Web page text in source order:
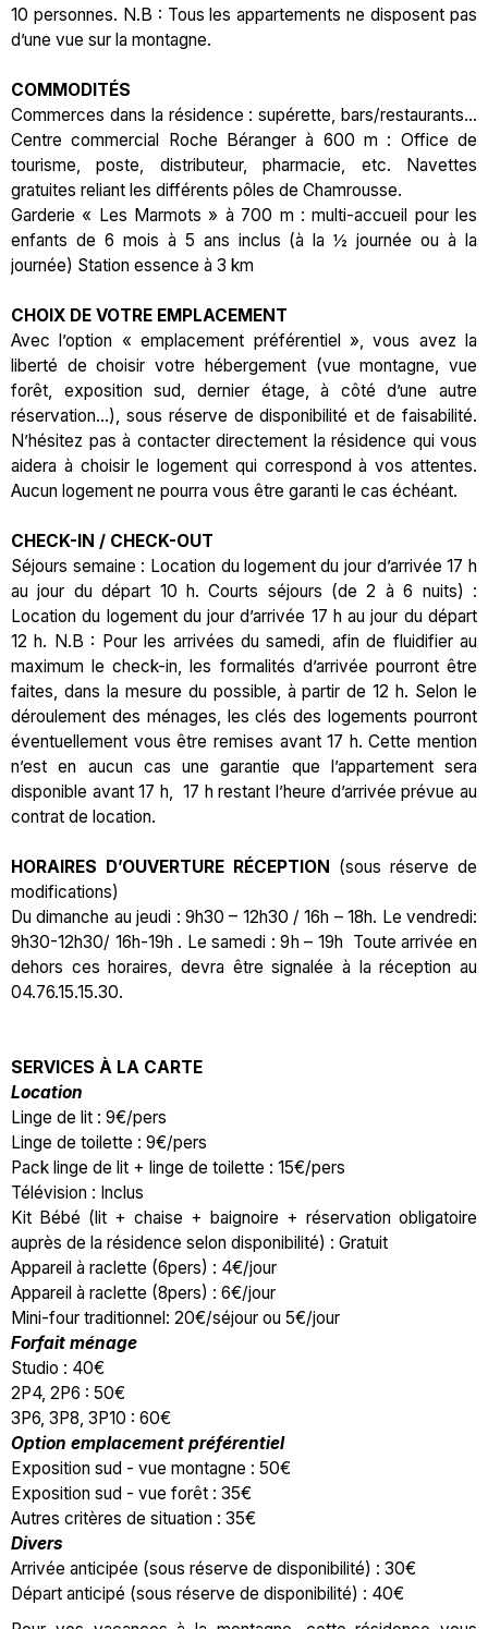
10 personnes. N.B : Tous les appartements ne disposent pas
d’une vue sur la montagne.
COMMODITÉS
Commerces dans la résidence : supérette, bars/restaurants…
Centre commercial Roche Béranger à 600 m : Office de
tourisme, poste, distributeur, pharmacie, etc. Navettes
gratuites reliant les différents pôles de Chamrousse.
Garderie « Les Marmots » à 700 m : multi-accueil pour les
enfants de 6 mois à 5 ans inclus (à la ½ journée ou à la
journée) Station essence à 3 km
CHOIX DE VOTRE EMPLACEMENT
Avec l’option « emplacement préférentiel », vous avez la
liberté de choisir votre hébergement (vue montagne, vue
forêt, exposition sud, dernier étage, à côté d’une autre
réservation…), sous réserve de disponibilité et de faisabilité.
N’hésitez pas à contacter directement la résidence qui vous
aidera à choisir le logement qui correspond à vos attentes.
Aucun logement ne pourra vous être garanti le cas échéant.
CHECK-IN / CHECK-OUT
Séjours semaine : Location du logement du jour d’arrivée 17 h
au jour du départ 10 h. Courts séjours (de 2 à 6 nuits) :
Location du logement du jour d’arrivée 17 h au jour du départ
12 h. N.B : Pour les arrivées du samedi, afin de fluidifier au
maximum le check-in, les formalités d’arrivée pourront être
faites, dans la mesure du possible, à partir de 12 h. Selon le
déroulement des ménages, les clés des logements pourront
éventuellement vous être remises avant 17 h. Cette mention
n’est en aucun cas une garantie que l’appartement sera
disponible avant 17 h, 17 h restant l’heure d’arrivée prévue au
contrat de location.
HORAIRES D’OUVERTURE RÉCEPTION
(sous réserve de
modifications)
Du dimanche au jeudi : 9h30 – 12h30 / 16h – 18h. Le vendredi:
9h30-12h30/ 16h-19h . Le samedi : 9h – 19h Toute arrivée en
dehors ces horaires, devra être signalée à la réception au
04.76.15.15.30.
SERVICES À LA CARTE
Location
Linge de lit : 9€/pers
Linge de toilette : 9€/pers
Pack linge de lit + linge de toilette : 15€/pers
Télévision : Inclus
Kit Bébé (lit + chaise + baignoire + réservation obligatoire
auprès de la résidence selon disponibilité) : Gratuit
Appareil à raclette (6pers) : 4€/jour
Appareil à raclette (8pers) : 6€/jour
Mini-four traditionnel: 20€/séjour ou 5€/jour
Forfait ménage
Studio : 40€
2P4, 2P6 : 50€
3P6, 3P8, 3P10 : 60€
Option emplacement préférentiel
Exposition sud - vue montagne : 50€
Exposition sud - vue forêt : 35€
Autres critères de situation : 35€
Divers
Arrivée anticipée (sous réserve de disponibilité) : 30€
Départ anticipé (sous réserve de disponibilité) : 40€